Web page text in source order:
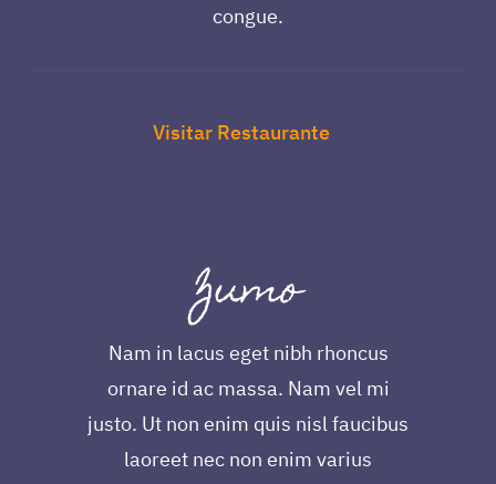
congue.
Visitar Restaurante
Zumo
Nam in lacus eget nibh rhoncus
ornare id ac massa. Nam vel mi
justo. Ut non enim quis nisl faucibus
laoreet nec non enim varius